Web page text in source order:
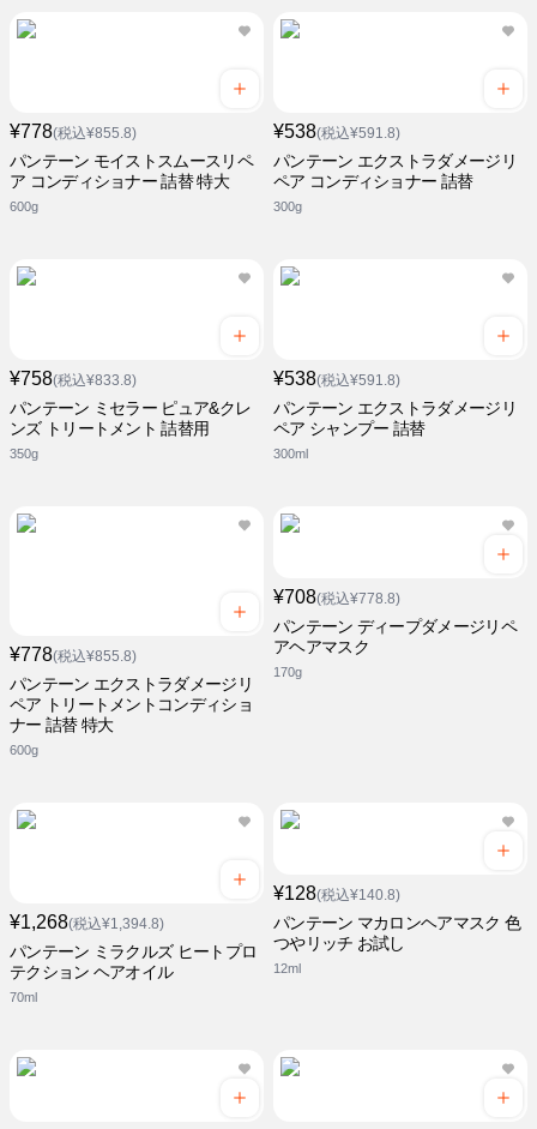
¥778(税込¥855.8)
パンテーン モイストスムースリペ
ア コンディショナー 詰替 特大
600g
¥538(税込¥591.8)
パンテーン エクストラダメージリ
ペア コンディショナー 詰替
300g
¥758(税込¥833.8)
パンテーン ミセラー ピュア&クレ
ンズ トリートメント 詰替用
350g
¥538(税込¥591.8)
パンテーン エクストラダメージリ
ペア シャンプー 詰替
300ml
¥778(税込¥855.8)
パンテーン エクストラダメージリ
ペア トリートメントコンディショ
ナー 詰替 特大
600g
¥708(税込¥778.8)
パンテーン ディープダメージリペ
アヘアマスク
170g
¥1,268(税込¥1,394.8)
パンテーン ミラクルズ ヒートプロ
テクション ヘアオイル
70ml
¥128(税込¥140.8)
パンテーン マカロンヘアマスク 色
つやリッチ お試し
12ml